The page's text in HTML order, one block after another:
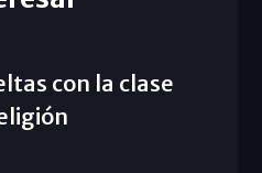
con la clase